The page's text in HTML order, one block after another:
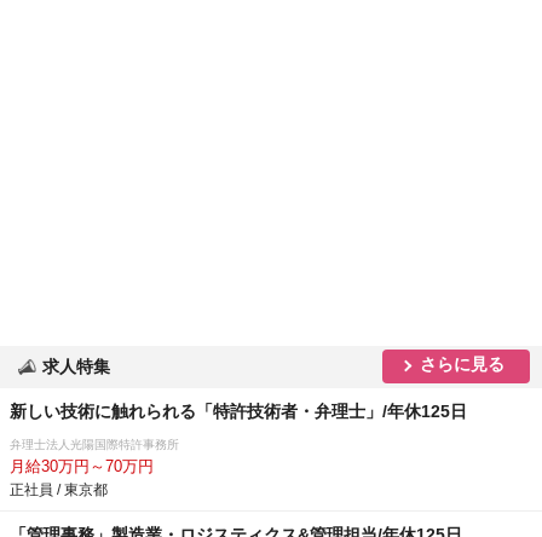
求人特集 さらに見る
新しい技術に触れられる「特許技術者・弁理士」/年休125日
弁理士法人光陽国際特許事務所
月給30万円～70万円
正社員 / 東京都